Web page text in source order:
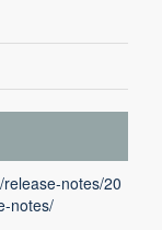
notes/20
notes/